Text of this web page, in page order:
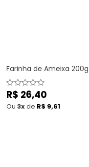
Farinha de Ameixa 200g
Preço
normal
R$ 26,40
Ou 3xde R$ 9,61